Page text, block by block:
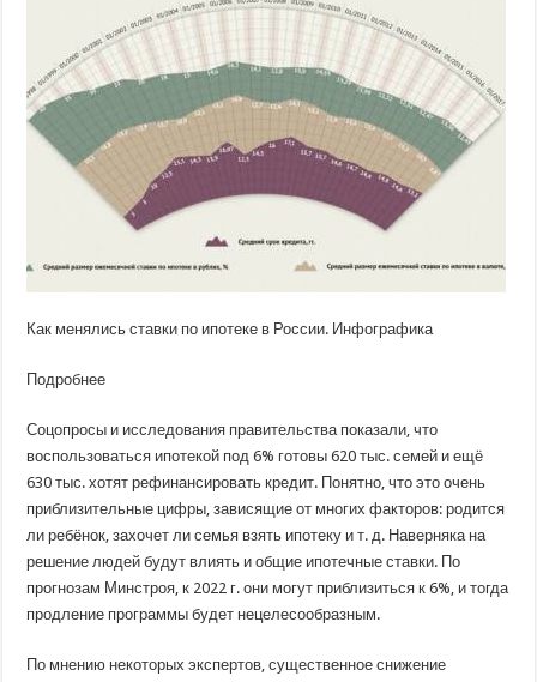
Как менялись ставки по ипотеке в России. Инфографика
Подробнее
Соцопросы и исследования правительства показали, что
воспользоваться ипотекой под 6% готовы 620 тыс. семей и ещё
630 тыс. хотят рефинансировать кредит. Понятно, что это очень
приблизительные цифры, зависящие от многих факторов: родится
ли ребёнок, захочет ли семья взять ипотеку и т. д. Наверняка на
решение людей будут влиять и общие ипотечные ставки. По
прогнозам Минстроя, к 2022 г. они могут приблизиться к 6%, и тогда
продление программы будет нецелесообразным.
По мнению некоторых экспертов, существенное снижение